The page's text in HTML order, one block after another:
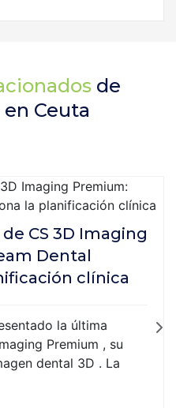
de
Ceuta
CS 3D Imaging
Dental
clínica
la última
Premium , su
dental 3D . La